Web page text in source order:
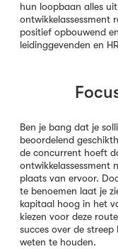
hun loopbaan alles
ontwikkelassessment
positief opbouwend
leidinggevenden en
Ben je bang dat je
beoordelend
de concurrent hoeft
ontwikkelassessment
plaats van ervoor.
te benoemen laat je
kapitaal hoog in het
kiezen voor deze
succes over de
weten te houden.